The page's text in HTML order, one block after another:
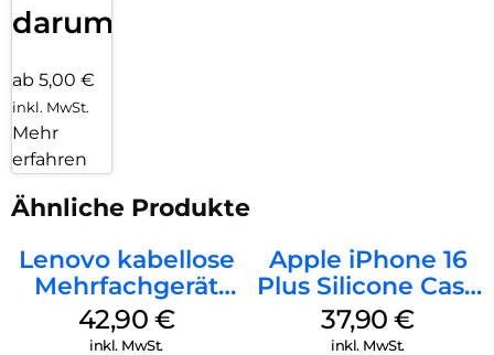
darum!
ab 5,00 €
inkl. MwSt.
Mehr
erfahren
Ähnliche Produkte
Lenovo kabellose
Mehrfachgerät
Luna Grey
42,90 €
inkl. MwSt.
Apple iPhone 16
Plus Silicone Case
MagSafe Lake
Green
37,90€
inkl. MwSt.